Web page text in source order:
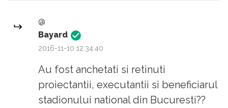
@
Bayard
2016-11-10 12:34:40
Au fost anchetati si retinuti
proiectantii, executantii si beneficiarul
stadionului national din Bucuresti??